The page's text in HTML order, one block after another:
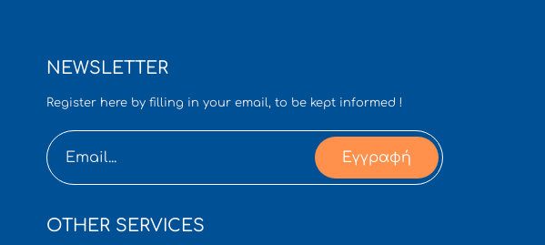
NEWSLETTER
Register here by filling in your email, to be kept informed !
Εγγραφή
OTHER SERVICES